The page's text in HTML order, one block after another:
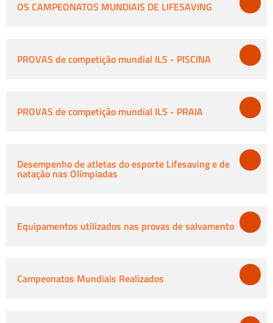
OS CAMPEONATOS MUNDIAIS DE LIFESAVING
PROVAS de competição mundial ILS - PISCINA
PROVAS de competição mundial ILS - PRAIA
Desempenho de atletas do esporte Lifesaving e de
natação nas Olímpiadas
Equipamentos utilizados nas provas de salvamento
Campeonatos Mundiais Realizados